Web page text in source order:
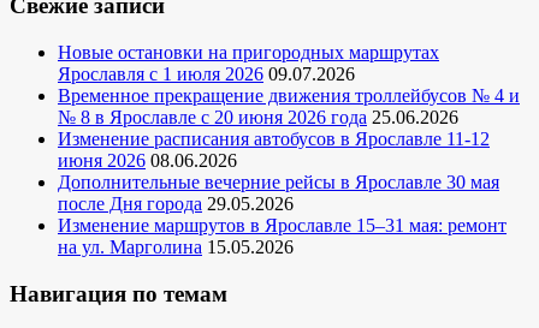
Свежие записи
Новые остановки на пригородных маршрутах
Ярославля с 1 июля 2026 09.07.2026
Временное прекращение движения троллейбусов № 4 и
№ 8 в Ярославле с 20 июня 2026 года 25.06.2026
Изменение расписания автобусов в Ярославле 11-12
июня 2026 08.06.2026
Дополнительные вечерние рейсы в Ярославле 30 мая
после Дня города 29.05.2026
Изменение маршрутов в Ярославле 15–31 мая: ремонт
на ул. Марголина 15.05.2026
Навигация по темам